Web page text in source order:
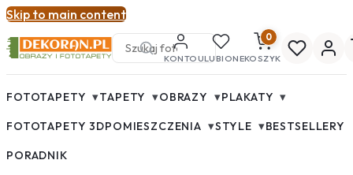
Skip to main content
KONTOULUBIONE
0
KOSZYK
FOTOTAPETY ▾TAPETY ▾OBRAZY ▾PLAKATY ▾
FOTOTAPETY 3DPOMIESZCZENIA ▾STYLE ▾BESTSELLERY
PORADNIK